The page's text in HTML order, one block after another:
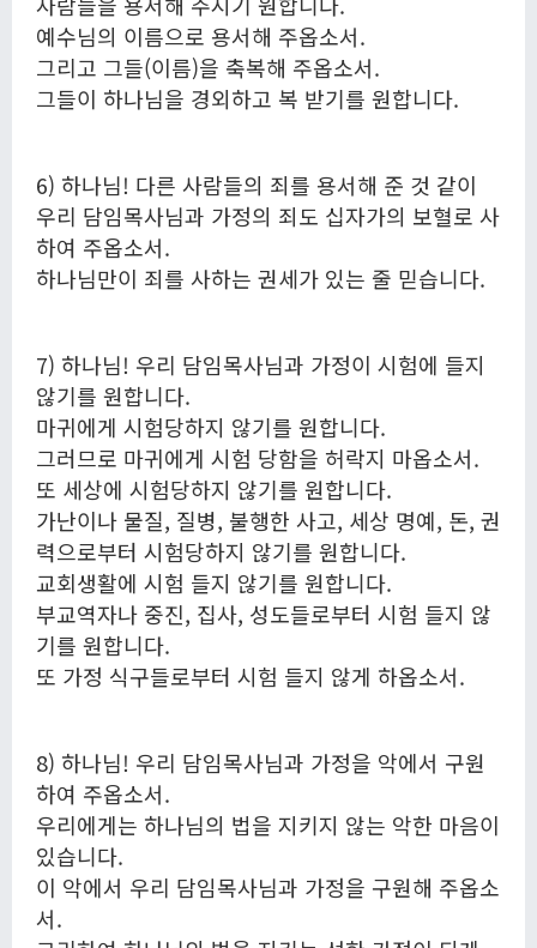
예수님의 이름으로 용서해 주옵소서.
그리고 그들(이름)을 축복해 주옵소서.
그들이 하나님을 경외하고 복 받기를 원합니다.
6) 하나님! 다른 사람들의 죄를 용서해 준 것 같이
우리 담임목사님과 가정의 죄도 십자가의 보혈로 사
하여 주옵소서.
하나님만이 죄를 사하는 권세가 있는 줄 믿습니다.
7) 하나님! 우리 담임목사님과 가정이 시험에 들지
않기를 원합니다.
마귀에게 시험당하지 않기를 원합니다.
그러므로 마귀에게 시험 당함을 허락지 마옵소서.
또 세상에 시험당하지 않기를 원합니다.
가난이나 물질, 질병, 불행한 사고, 세상 명예, 돈, 권
력으로부터 시험당하지 않기를 원합니다.
교회생활에 시험 들지 않기를 원합니다.
부교역자나 중진, 집사, 성도들로부터 시험 들지 않
기를 원합니다.
또 가정 식구들로부터 시험 들지 않게 하옵소서.
8) 하나님! 우리 담임목사님과 가정을 악에서 구원
하여 주옵소서.
우리에게는 하나님의 법을 지키지 않는 악한 마음이
있습니다.
이 악에서 우리 담임목사님과 가정을 구원해 주옵소
서.